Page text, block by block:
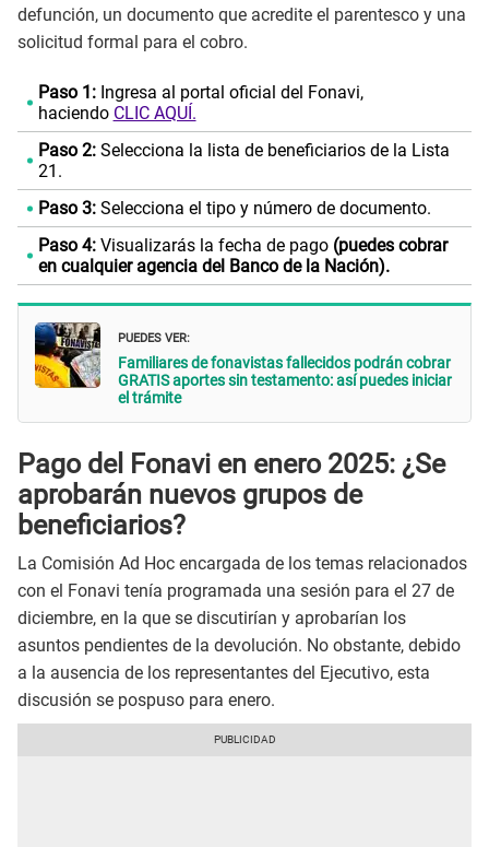
defunción, un documento que acredite el parentesco y una
solicitud formal para el cobro.
Paso 1: Ingresa al portal oficial del Fonavi,
haciendo CLIC AQUÍ.
Paso 2: Selecciona la lista de beneficiarios de la Lista
21.
Paso 3: Selecciona el tipo y número de documento.
Paso 4: Visualizarás la fecha de pago (puedes cobrar
en cualquier agencia del Banco de la Nación).
PUEDES VER:
Familiares de fonavistas fallecidos podrán cobrar
GRATIS aportes sin testamento: así puedes iniciar
el trámite
Pago del Fonavi en enero 2025: ¿Se
aprobarán nuevos grupos de
beneficiarios?
La Comisión Ad Hoc encargada de los temas relacionados
con el Fonavi tenía programada una sesión para el 27 de
diciembre, en la que se discutirían y aprobarían los
asuntos pendientes de la devolución. No obstante, debido
a la ausencia de los representantes del Ejecutivo, esta
discusión se pospuso para enero.